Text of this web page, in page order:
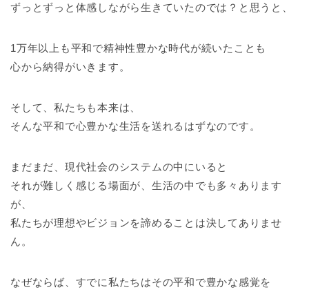
ずっとずっと体感しながら生きていたのでは？と思うと、
1万年以上も平和で精神性豊かな時代が続いたことも
心から納得がいきます。
そして、私たちも本来は、
そんな平和で心豊かな生活を送れるはずなのです。
まだまだ、現代社会のシステムの中にいると
それが難しく感じる場面が、生活の中でも多々あります
が、
私たちが理想やビジョンを諦めることは決してありませ
ん。
なぜならば、すでに私たちはその平和で豊かな感覚を